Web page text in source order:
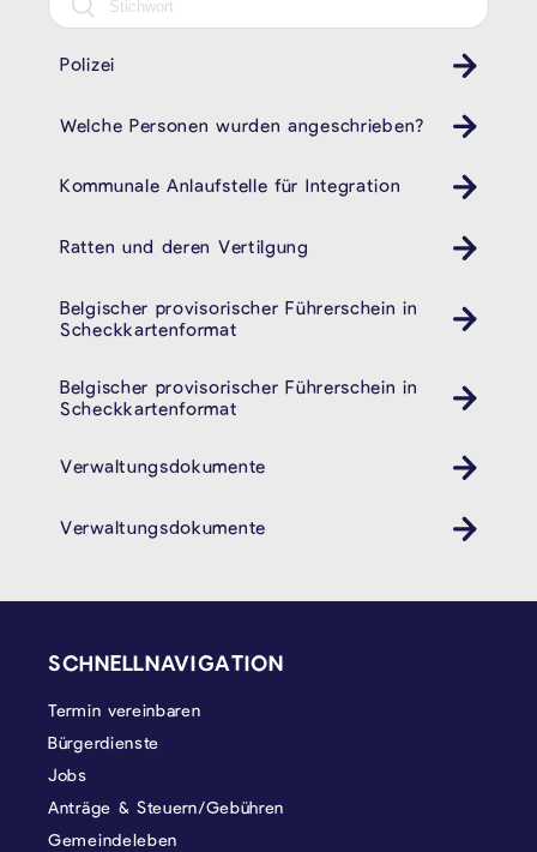
Polizei
Revier
Welche Personen wurden angeschrieben?
Kommunale Anlaufstelle für Integration
Ratten und deren Vertilgung
Belgischer provisorischer Führerschein in
Scheckkartenformat
Auto
Belgischer provisorischer Führerschein in
Scheckkartenformat
Auto
Verwaltungsdokumente
Verwaltungsdokumente
SCHNELLNAVIGATION
Termin vereinbaren
Bürgerdienste
Jobs
Anträge & Steuern/Gebühren
Gemeindeleben